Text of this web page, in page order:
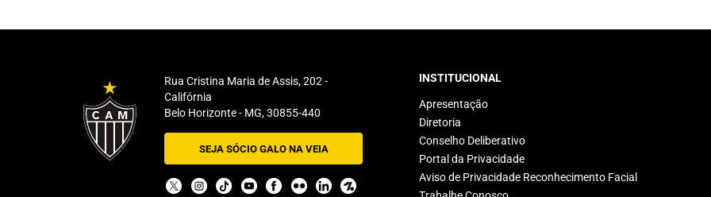
Rua Cristina Maria de Assis, 202 -
Califórnia
Belo Horizonte - MG, 30855-440
SEJA SÓCIO GALO NA VEIA
INSTITUCIONAL
Apresentação
Diretoria
Conselho Deliberativo
Portal da Privacidade
Aviso de Privacidade Reconhecimento Facial